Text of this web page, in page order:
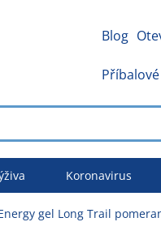
Blog
Koronavirus
gel Long Trail